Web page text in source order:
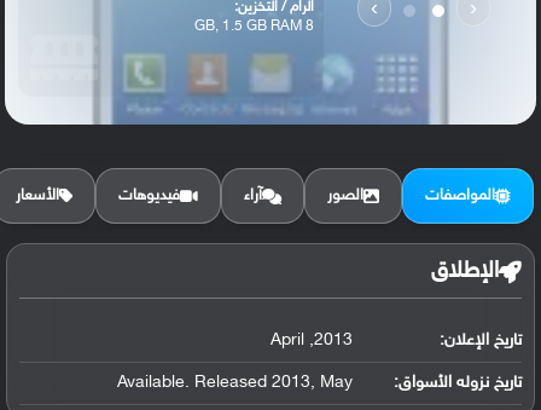
‹
›
الرام / التخزين:
8 GB, 1.5 GB RAM
الكاميرا الأساسية:
المواصفات الصور آراء فيديوهات الأسعار
الإطلاق
تاريخ الإعلان: 2013, April
تاريخ نزوله الأسواق: Available. Released 2013, May